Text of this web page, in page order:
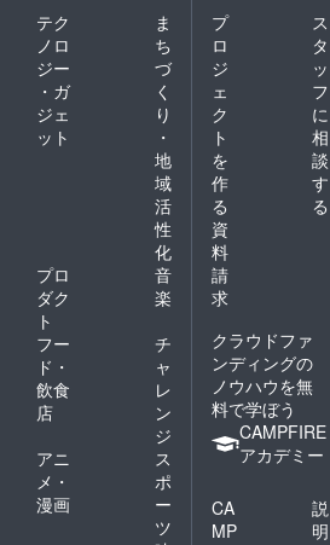
テク
ノロ
ジー
・ガ
ジェ
ット
ま
ち
づ
く
り
・
地
域
活
性
化
プロ
ダク
ト
音
楽
フー
ド・
飲食
店
チ
ャ
レ
ン
ジ
アニ
メ・
漫画
ス
ポ
ー
ツ
プ
ロ
ジ
ェ
ク
ト
を
作
る
ス
タ
ッ
フ
に
相
談
す
る
資
料
請
求
クラウドファ
ンディングの
ノウハウを無
料で学ぼう
CAMPFIRE
アカデミー
CA
MP
説
明